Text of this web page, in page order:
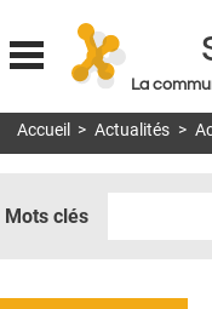
La
MON COMPTE
Accueil > Actualités >
Mots clés